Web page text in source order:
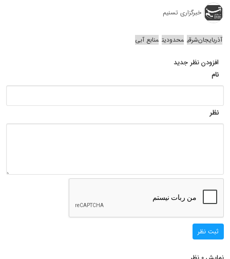
خبرگزاری تسنیم
آذربایجان‌شرقی محدودیت منابع آبی
افزودن نظر جدید
نام
نظر
ثبت نظر